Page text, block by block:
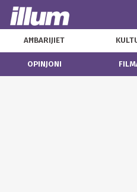
AĦBARIJIET
OPINJONI